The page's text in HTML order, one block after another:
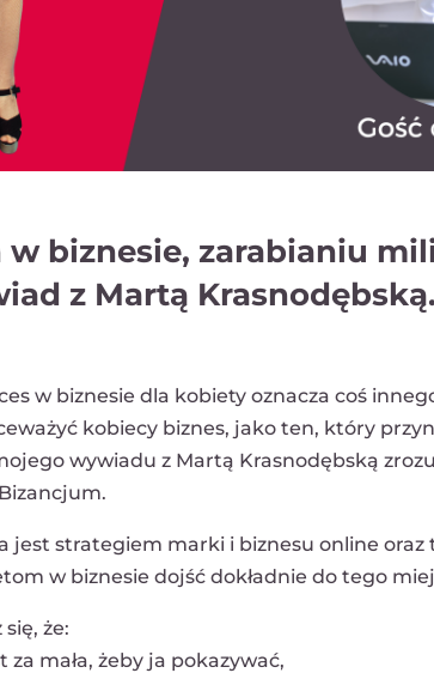
w biznesie, zarabianiu
z Martą Krasnodębską.
w biznesie dla kobiety oznacza coś
kobiecy biznes, jako ten, który
wywiadu z Martą Krasnodębską
jest strategiem marki i biznesu online
w biznesie dojść dokładnie do tego
że:
mała, żeby ja pokazywać,